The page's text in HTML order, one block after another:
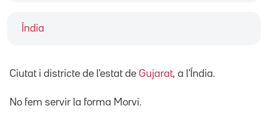
Índia
Ciutat i districte de l'estat de Gujarat, a l'Índia.
No fem servir la forma Morvi.